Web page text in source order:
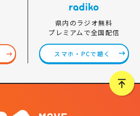
県内のラジオ無料
プレミアムで全国配信
スマホ・PCで聴く